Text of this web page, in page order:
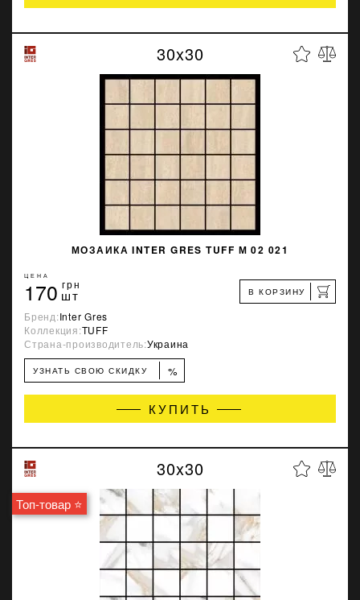
30x30
МОЗАИКА INTER GRES TUFF М 02 021
ЦЕНА
170 грн
шт В КОРЗИНУ
Бренд:Inter Gres
Коллекция:TUFF
Страна-производитель:Украина
УЗНАТЬ СВОЮ СКИДКУ %
КУПИТЬ
Топ-товар ⭐
30x30